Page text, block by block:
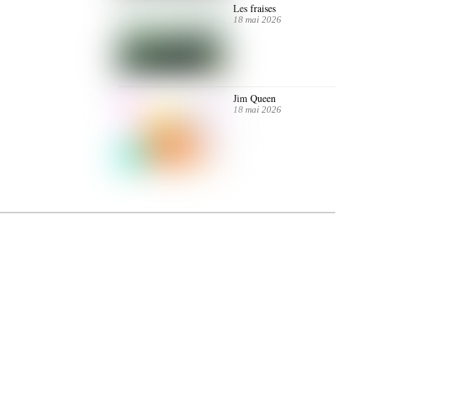
Les fraises
18 mai 2026
Jim Queen
18 mai 2026